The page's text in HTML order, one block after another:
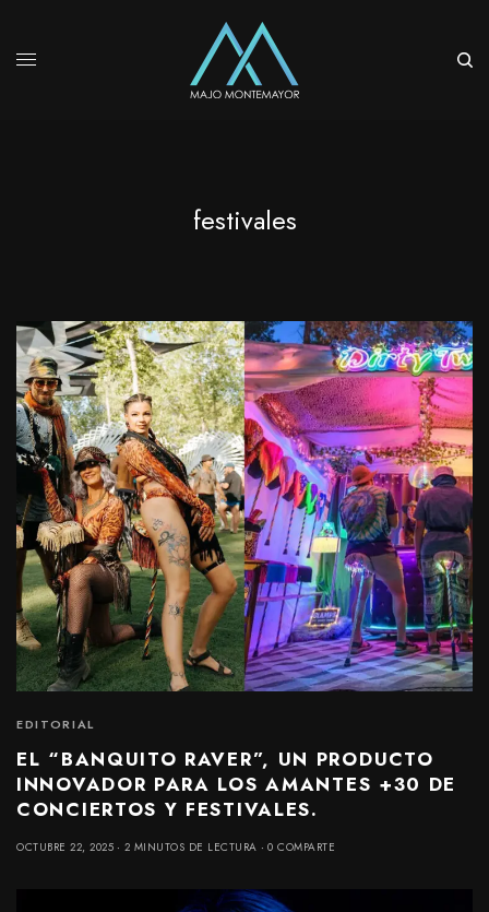
festivales
EDITORIAL
EL “BANQUITO RAVER”, UN PRODUCTO
INNOVADOR PARA LOS AMANTES +30 DE
CONCIERTOS Y FESTIVALES.
OCTUBRE 22, 2025 2 MINUTOS DE LECTURA 0 COMPARTE